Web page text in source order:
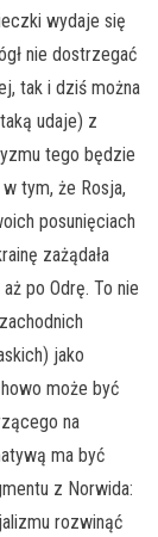
wydaje się
nie dostrzegać
tak i dziś można
udaje) z
tego będzie
tym, że Rosja,
posunięciach
zażądała
po Odrę. To nie
jako
może być
na
ma być
z Norwida:
rozwinąć